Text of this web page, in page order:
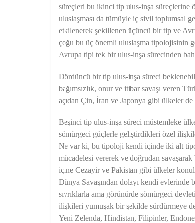
süreçleri bu ikinci tip ulus-inşa süreçlerine
uluslaşması da tümüyle iç sivil toplumsal
etkilenerek şekillenen üçüncü bir tip ve
çoğu bu üç önemli uluslaşma tipolojisinin
Avrupa tipi tek bir ulus-inşa sürecinden
Dördüncü bir tip ulus-inşa süreci
bağımsızlık, onur ve itibar savaşı veren
açıdan Çin, İran ve Japonya gibi ülkeler
Beşinci tip ulus-inşa süreci müstemleke
sömürgeci güçlerle geliştirdikleri özel
Ne var ki, bu tipoloji kendi içinde iki alt
mücadelesi vererek ve doğrudan
içine Cezayir ve Pakistan gibi ülkeler
Dünya Savaşından dolayı kendi evlerinde
sıyrıklarla ama görünürde sömürgeci
ilişkileri yumuşak bir şekilde sürdürmeye
Yeni Zelenda, Hindistan, Filipinler,